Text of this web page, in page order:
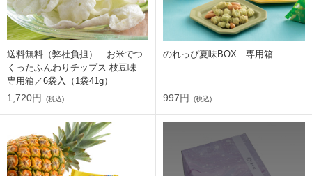
送料無料（弊社負担） お米でつ
くったふんわりチップス 枝豆味
専用箱／6袋入（1袋41g）
1,720円 (税込)
のれっぴ夏味BOX 専用箱
997円 (税込)